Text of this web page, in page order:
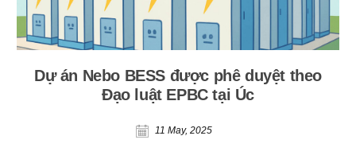
Dự án Nebo BESS được phê duyệt theo
Đạo luật EPBC tại Úc
11 May, 2025